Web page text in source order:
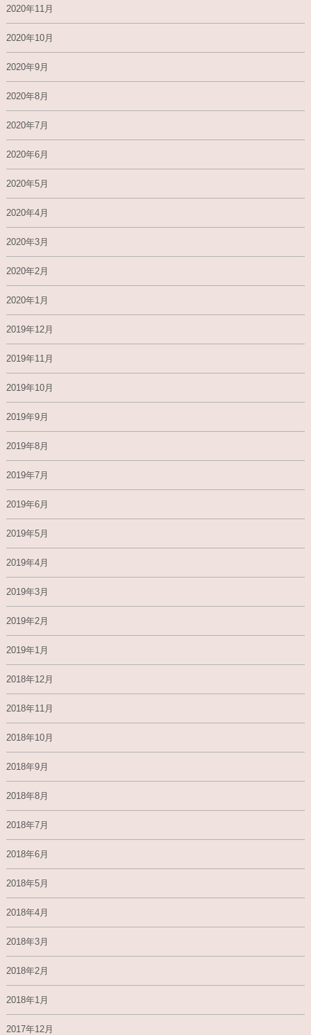
2020年11月
2020年10月
2020年9月
2020年8月
2020年7月
2020年6月
2020年5月
2020年4月
2020年3月
2020年2月
2020年1月
2019年12月
2019年11月
2019年10月
2019年9月
2019年8月
2019年7月
2019年6月
2019年5月
2019年4月
2019年3月
2019年2月
2019年1月
2018年12月
2018年11月
2018年10月
2018年9月
2018年8月
2018年7月
2018年6月
2018年5月
2018年4月
2018年3月
2018年2月
2018年1月
2017年12月